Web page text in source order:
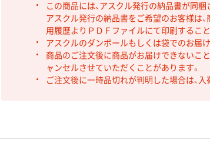
この商品には、アスクル発行の納品書が同梱
アスクル発行の納品書をご希望のお客様は、
用履歴よりＰＤＦファイルにて印刷すること
アスクルのダンボールもしくは袋でのお届け
商品のご注文後に商品がお届けできないこ
ャンセルさせていただくことがあります。
ご注文後に一時品切れが判明した場合は、入